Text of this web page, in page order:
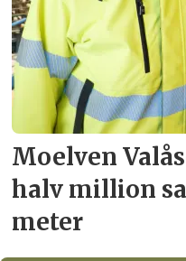
Moelven
halv million
meter